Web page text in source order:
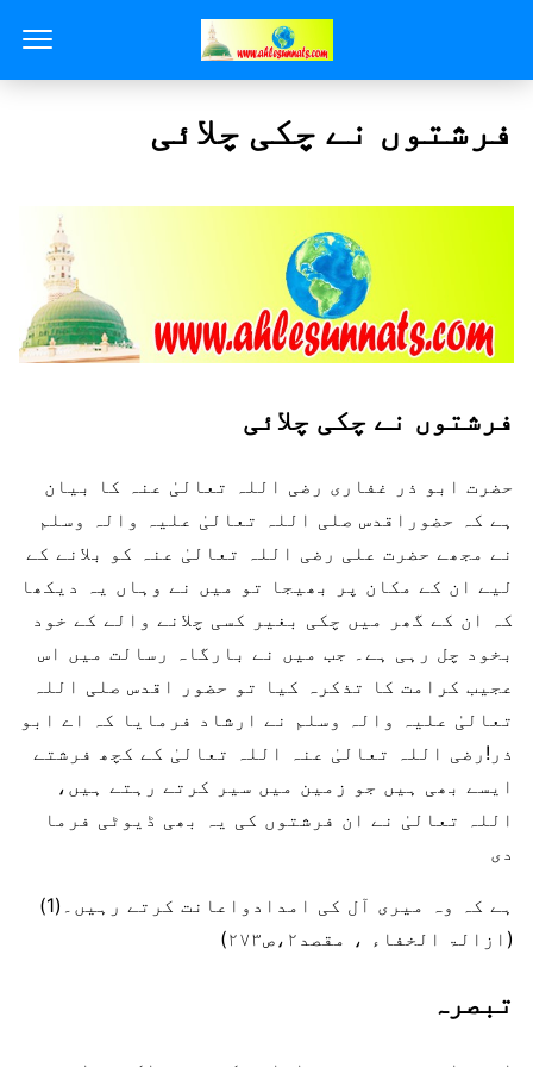
فرشتوں نے چکی چلائی
فرشتوں نے چکی چلائی
حضرت ابو ذر غفاری رضی اللہ تعالیٰ عنہ کا بیان
ہے کہ حضوراقدس صلی اللہ تعالیٰ علیہ والہ وسلم
نے مجھے حضرت علی رضی اللہ تعالیٰ عنہ کو بلانے کے
لیے ان کے مکان پر بھیجا تو میں نے وہاں یہ دیکھا
کہ ان کے گھر میں چکی بغیر کسی چلانے والے کے خود
بخود چل رہی ہے۔ جب میں نے بارگاہ رسالت میں اس
عجیب کرامت کا تذکرہ کیا تو حضور اقدس صلی اللہ
تعالیٰ علیہ والہ وسلم نے ارشاد فرمایا کہ اے ابو
ذر!رضی اللہ تعالیٰ عنہ اللہ تعالیٰ کے کچھ فرشتے
ایسے بھی ہیں جو زمین میں سیر کرتے رہتے ہیں،
اللہ تعالیٰ نے ان فرشتوں کی یہ بھی ڈیوٹی فرما
دی
ہے کہ وہ میری آل کی امدادواعانت کرتے رہیں۔(1)
(ازالۃ الخفاء ، مقصد۲،ص۲۷۳)
تبصرہ